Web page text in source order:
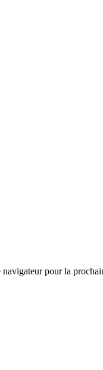
pour la